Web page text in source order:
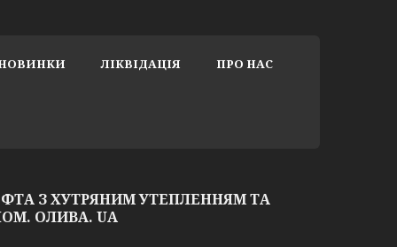
ЛІКВІДАЦІЯ ПРО НАС
З ХУТРЯНИМ УТЕПЛЕННЯМ ТА
ОЛИВА. UA